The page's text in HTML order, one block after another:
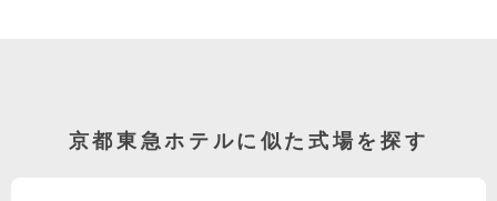
京都東急ホテルに似た式場を探す